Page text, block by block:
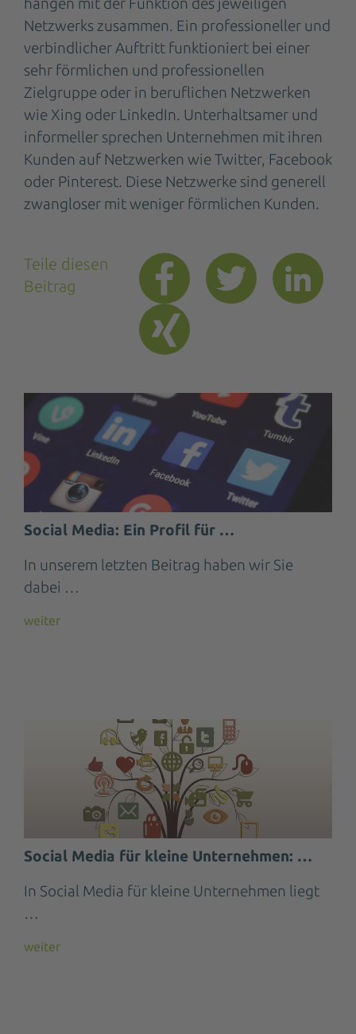
Netzwerks zusammen. Ein professioneller und
verbindlicher Auftritt funktioniert bei einer
sehr förmlichen und professionellen
Zielgruppe oder in beruflichen Netzwerken
wie Xing oder LinkedIn. Unterhaltsamer und
informeller sprechen Unternehmen mit ihren
Kunden auf Netzwerken wie Twitter, Facebook
oder Pinterest. Diese Netzwerke sind generell
zwangloser mit weniger förmlichen Kunden.
Teile diesen
Beitrag
Social Media: Ein Profil für …
In unserem letzten Beitrag haben wir Sie
dabei …
weiter
Social Media für kleine Unternehmen: …
In Social Media für kleine Unternehmen liegt
…
weiter